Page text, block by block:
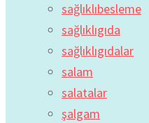
sağlıklıbesleme
sağlıklıgıda
sağlıklıgıdalar
salam
salatalar
şalgam